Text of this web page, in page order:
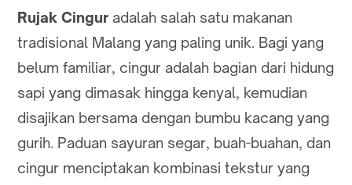
Rujak Cingur adalah salah satu makanan
tradisional Malang yang paling unik. Bagi yang
belum familiar, cingur adalah bagian dari hidung
sapi yang dimasak hingga kenyal, kemudian
disajikan bersama dengan bumbu kacang yang
gurih. Paduan sayuran segar, buah-buahan, dan
cingur menciptakan kombinasi tekstur yang